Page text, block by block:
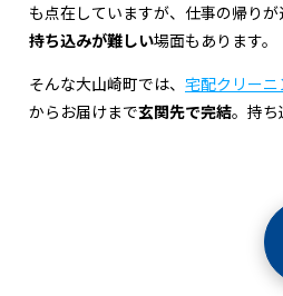
も点在していますが、仕事の帰り
持ち込みが難しい場面もあります。
そんな大山崎町では、 宅配クリーニ
からお届けまで玄関先で完結。持ち